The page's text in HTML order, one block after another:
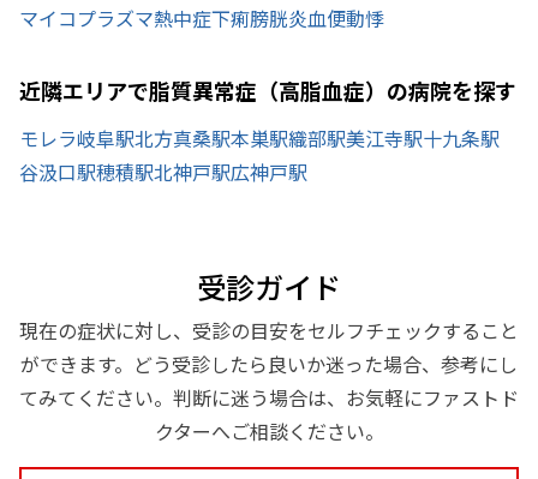
マイコプラズマ熱中症下痢膀胱炎血便動悸
近隣エリアで脂質異常症（高脂血症）の病院を探す
モレラ岐阜駅北方真桑駅本巣駅織部駅美江寺駅十九条駅
谷汲口駅穂積駅北神戸駅広神戸駅
受診ガイド
現在の症状に対し、受診の目安をセルフチェックすること
ができます。どう受診したら良いか迷った場合、参考にし
てみてください。判断に迷う場合は、お気軽にファストド
クターへご相談ください。